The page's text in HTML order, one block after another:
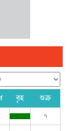
বৃহ শুক্র
৭